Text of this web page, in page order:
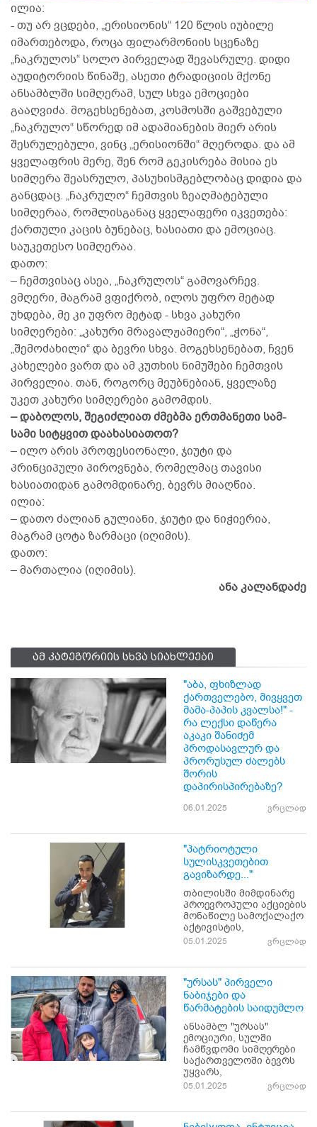
ილია:
- თუ არ ვცდები, „ერისიონის“ 120 წლის იუბილე
იმართებოდა, როცა ფილარმონიის სცენაზე
„ჩაკრულოს“ სოლო პირველად შევასრულე. დიდი
აუდიტორიის წინაშე, ასეთი ტრადიციის მქონე
ანსამბლში სიმღერამ, სულ სხვა ემოციები
გააღვიძა. მოგეხსენებათ, კოსმოსში გაშვებული
„ჩაკრულო“ სწორედ იმ ადამიანების მიერ არის
შესრულებული, ვინც „ერისიონში“ მღეროდა. და ამ
ყველაფრის მერე, შენ რომ გეკისრება მისია ეს
სიმღერა შეასრულო, პასუხისმგებლობაც დიდია და
განცდაც. „ჩაკრულო“ ჩემთვის ზეაღმატებული
სიმღერაა, რომლისგანაც ყველაფერი იკვეთება:
ქართული კაცის ბუნებაც, ხასიათი და ემოციაც.
საუკეთესო სიმღერაა.
დათო:
– ჩემთვისაც ასეა, „ჩაკრულოს“ გამოვარჩევ.
ვმღერი, მაგრამ ვფიქრობ, ილოს უფრო მეტად
უხდება, მე კი უფრო მეტად - სხვა კახური
სიმღერები: „კახური მრავალჟამიერი“, „ჭონა“,
„შემოძახილი“ და ბევრი სხვა. მოგეხსენებათ, ჩვენ
კახელები ვართ და ამ კუთხის ნიმუშები ჩემთვის
პირველია. თან, როგორც მეუბნებიან, ყველაზე
უკეთ კახური სიმღერები გამომდის.
– დაბოლოს, შეგიძლიათ ძმებმა ერთმანეთი სამ-
სამი სიტყვით დაახასიათოთ?
– ილო არის პროფესიონალი, ჯიუტი და
პრინციპული პიროვნება, რომელმაც თავისი
ხასიათიდან გამომდინარე, ბევრს მიაღწია.
ილია:
– დათო ძალიან გულიანი, ჯიუტი და ნიჭიერია,
მაგრამ ცოტა ზარმაცი (იღიმის).
დათო:
– მართალია (იღიმის).
ანა კალანდაძე
ამ კატეგორიის სხვა სიახლეები
"აბა, ფხიზლად
ქართველებო, მივყვეთ
მამა-პაპის კვალსა!" -
რა ლექსი დაწერა
აკაკი შანიძემ
პროდასავლურ და
პრორუსულ ძალებს
შორის
დაპირისპირებაზე?
06.01.2025 ვრცლად
"პატრიოტული
სულისკვეთებით
გავიზარდე..."
თბილისში მიმდინარე
პროევროპული აქციების
მონაწილე სამოქალაქო
აქტივისტის,
05.01.2025 ვრცლად
"ურსას" პირველი
ნაბიჯები და
წარმატების საიდუმლო
ანსამბლ "ურსას"
ემოციური, სულში
ჩამწვდომი სიმღერები
საქართველოში ბევრს
უყვარს,
05.01.2025 ვრცლად